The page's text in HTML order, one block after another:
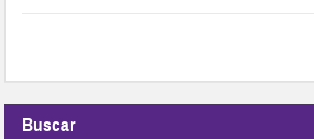
Buscar